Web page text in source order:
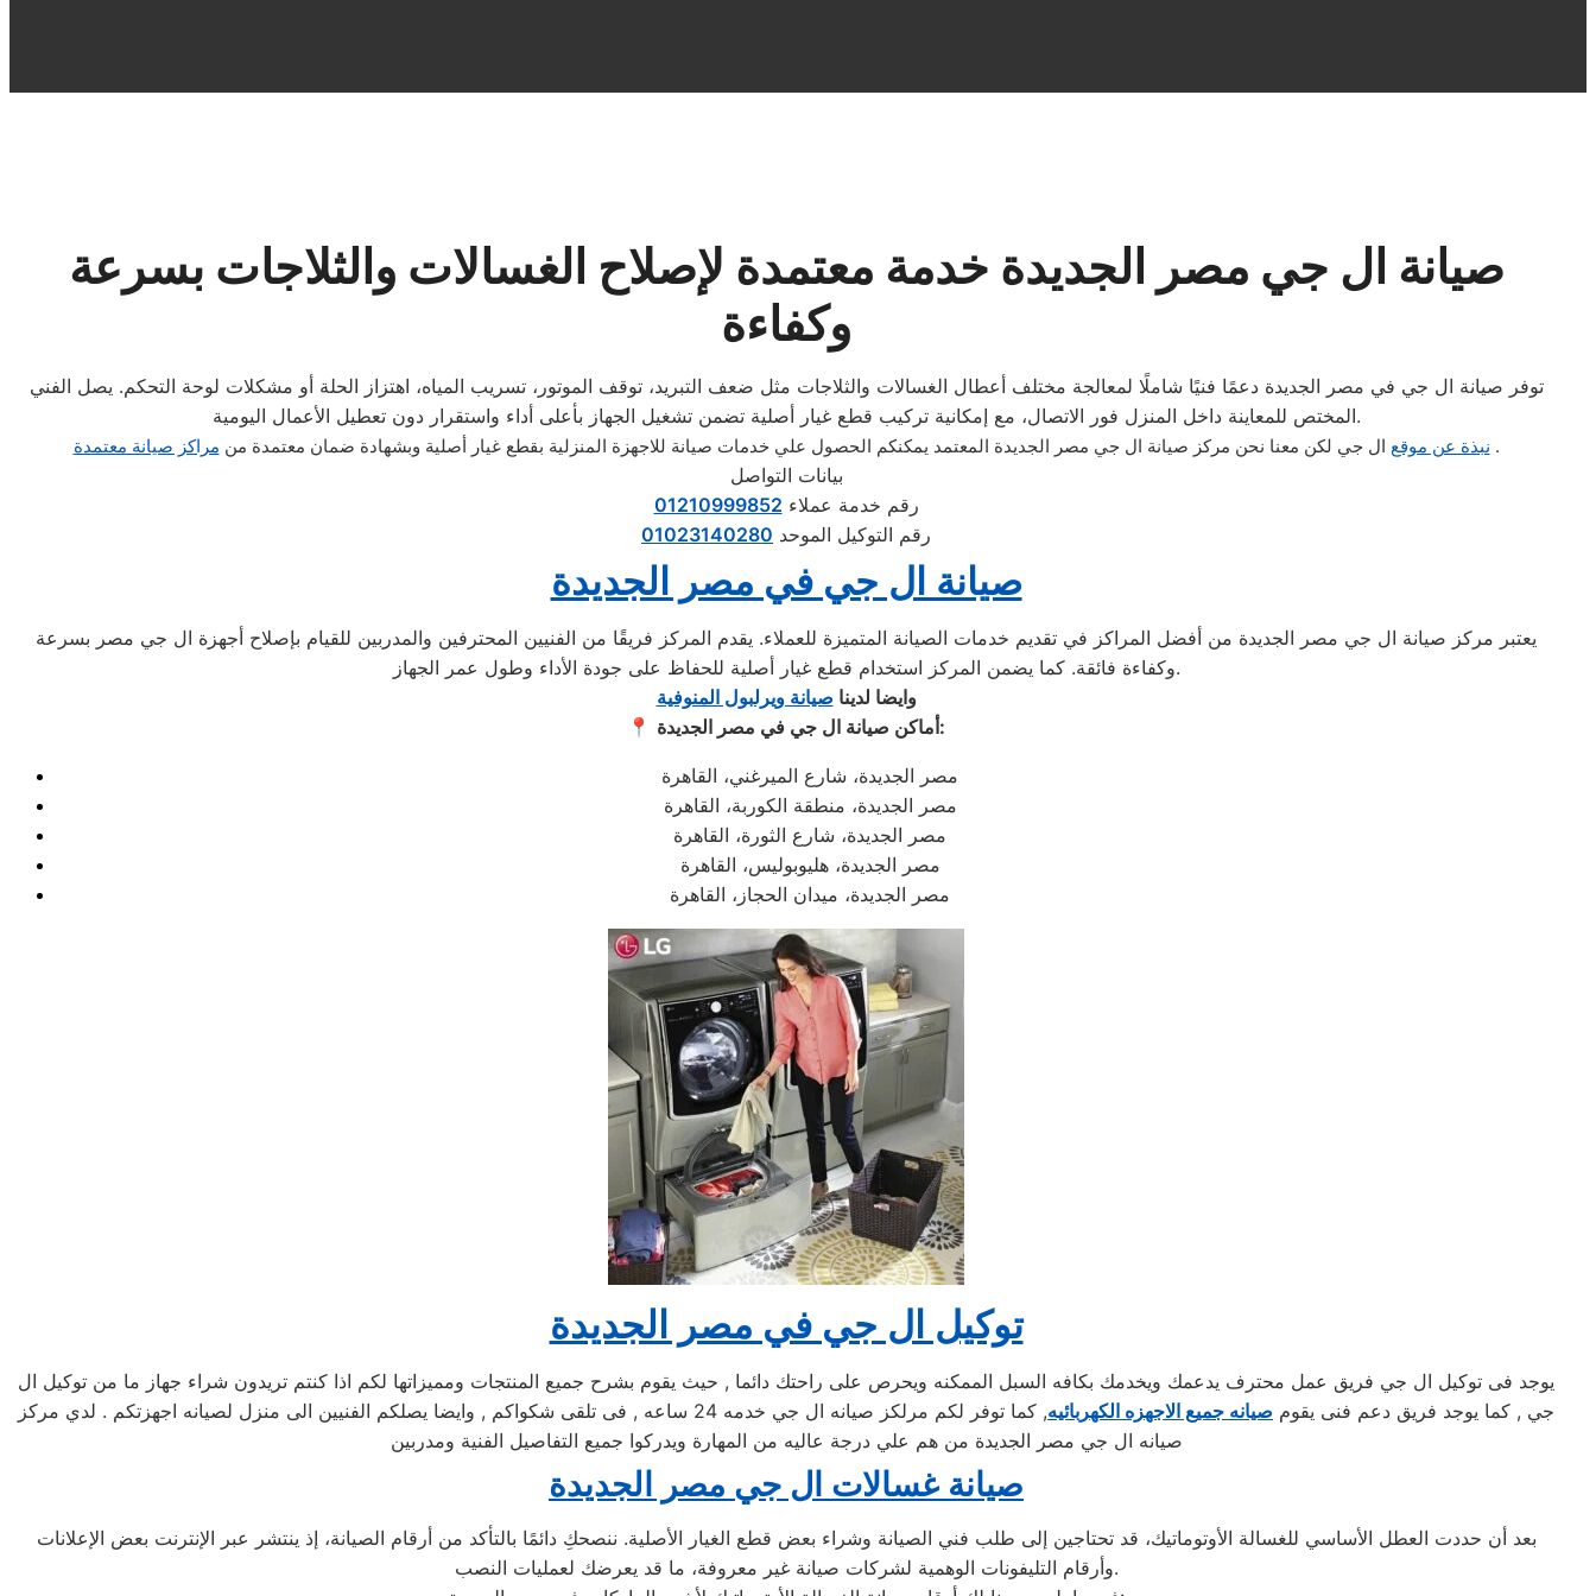
صيانة ال جي مصر الجديدة خدمة معتمدة لإصلاح الغسالات والثلاجات بسرعة
وكفاءة
توفر صيانة ال جي في مصر الجديدة دعمًا فنيًا شاملًا لمعالجة مختلف أعطال الغسالات والثلاجات مثل ضعف التبريد، توقف الموتور، تسريب المياه، اهتزاز الحلة أو مشكلات لوحة التحكم. يصل الفني
المختص للمعاينة داخل المنزل فور الاتصال، مع إمكانية تركيب قطع غيار أصلية تضمن تشغيل الجهاز بأعلى أداء واستقرار دون تعطيل الأعمال اليومية.
نبذة عن موقع ال جي لكن معنا نحن مركز صيانة ال جي مصر الجديدة المعتمد يمكنكم الحصول علي خدمات صيانة للاجهزة المنزلية بقطع غيار أصلية وبشهادة ضمان معتمدة من مراكز صيانة معتمدة .
بيانات التواصل
رقم خدمة عملاء 01210999852
رقم التوكيل الموحد 01023140280
صيانة ال جي في مصر الجديدة
يعتبر مركز صيانة ال جي مصر الجديدة من أفضل المراكز في تقديم خدمات الصيانة المتميزة للعملاء. يقدم المركز فريقًا من الفنيين المحترفين والمدربين للقيام بإصلاح أجهزة ال جي مصر بسرعة
وكفاءة فائقة. كما يضمن المركز استخدام قطع غيار أصلية للحفاظ على جودة الأداء وطول عمر الجهاز.
وايضا لدينا صيانة ويرلبول المنوفية
📍
أماكن صيانة ال جي في مصر الجديدة:
مصر الجديدة، شارع الميرغني، القاهرة
مصر الجديدة، منطقة الكوربة، القاهرة
مصر الجديدة، شارع الثورة، القاهرة
مصر الجديدة، هليوبوليس، القاهرة
مصر الجديدة، ميدان الحجاز، القاهرة
توكيل ال جي في مصر الجديدة
يوجد فى توكيل ال جي فريق عمل محترف يدعمك ويخدمك بكافه السبل الممكنه ويحرص على راحتك دائما , حيث يقوم بشرح جميع المنتجات ومميزاتها لكم اذا كنتم تريدون شراء جهاز ما من توكيل ال
جي , كما يوجد فريق دعم فنى يقوم صيانه جميع الاجهزه الكهربائيه
, كما توفر لكم مرلكز صيانه ال جي خدمه 24 ساعه , فى تلقى شكواكم , وايضا يصلكم الفنيين الى منزل لصيانه اجهزتكم . لدي مركز
صيانه ال جي مصر الجديدة من هم علي درجة عاليه من المهارة ويدركوا جميع التفاصيل الفنية ومدربين
صيانة غسالات ال جي مصر الجديدة
بعد أن حددت العطل الأساسي للغسالة الأوتوماتيك، قد تحتاجين إلى طلب فني الصيانة وشراء بعض قطع الغيار الأصلية. ننصحكِ دائمًا بالتأكد من أرقام الصيانة، إذ ينتشر عبر الإنترنت بعض الإعلانات
وأرقام التليفونات الوهمية لشركات صيانة غير معروفة، ما قد يعرضك لعمليات النصب.